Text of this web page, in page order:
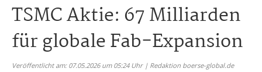
TSMC Aktie: 67 Milliarden
für globale Fab-Expansion
Veröffentlicht am: 07.05.2026 um 05:24 Uhr | Redaktion boerse-global.de